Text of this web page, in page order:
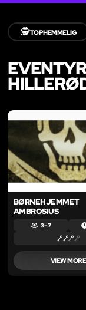
🕵️TOPHEMMELIG
BØRNEHJEMMET
AMBROSIUS
3 – 7
VIEW MORE